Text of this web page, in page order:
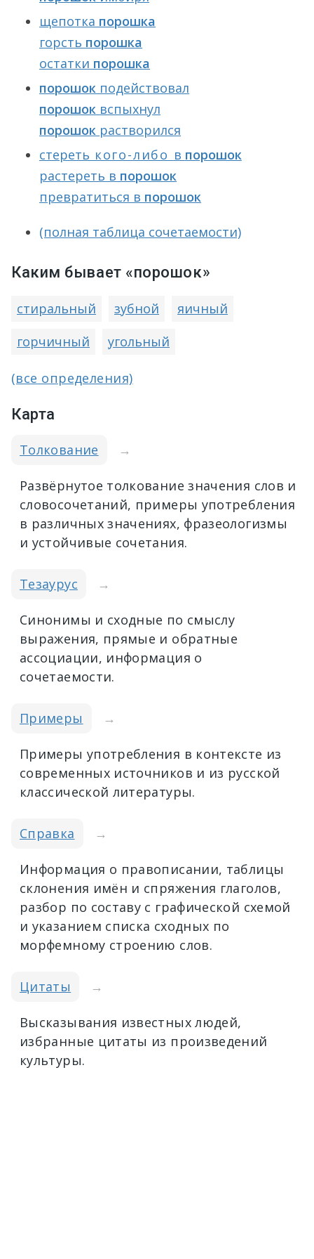
щепотка порошка
горсть порошка
остатки порошка
порошок подействовал
порошок вспыхнул
порошок растворился
стереть кого-либо в порошок
растереть в порошок
превратиться в порошок
(полная таблица сочетаемости)
Каким бывает «порошок»
стиральный зубной
яичный
горчичный
угольный
(все определения)
Карта
Толкование →
Развёрнутое толкование значения слов и
словосочетаний, примеры употребления
в различных значениях, фразеологизмы
и устойчивые сочетания.
Тезаурус →
Синонимы и сходные по смыслу
выражения, прямые и обратные
ассоциации, информация о
сочетаемости.
Примеры →
Примеры употребления в контексте из
современных источников и из русской
классической литературы.
Справка →
Информация о правописании, таблицы
склонения имён и спряжения глаголов,
разбор по составу с графической схемой
и указанием списка сходных по
морфемному строению слов.
Цитаты →
Высказывания известных людей,
избранные цитаты из произведений
культуры.